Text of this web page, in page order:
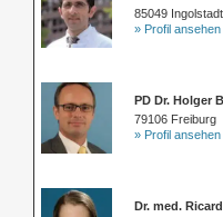
85049 Ingolstadt
» Profil ansehen
PD Dr. Holger
79106 Freiburg
» Profil ansehen
Dr. med.